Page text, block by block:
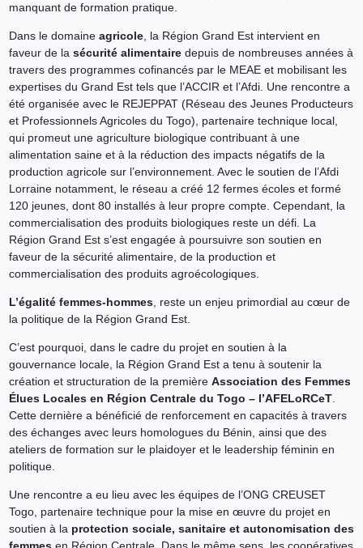
manquant de formation pratique.
Dans le domaine agricole, la Région Grand Est intervient en
faveur de la sécurité alimentairedepuis de nombreuses années à
travers des programmes cofinancés par le MEAE et mobilisant les
expertises du Grand Est tels que l’ACCIR et l’Afdi. Une rencontre a
été organisée avec le REJEPPAT (Réseau des Jeunes Producteurs
et Professionnels Agricoles du Togo), partenaire technique local,
qui promeut une agriculture biologique contribuant à une
alimentation saine et à la réduction des impacts négatifs de la
production agricole sur l’environnement. Avec le soutien de l’Afdi
Lorraine notamment, le réseau a créé 12 fermes écoles et formé
120 jeunes, dont 80 installés à leur propre compte. Cependant, la
commercialisation des produits biologiques reste un défi. La
Région Grand Est s’est engagée à poursuivre son soutien en
faveur de la sécurité alimentaire, de la production et
commercialisation des produits agroécologiques.
L’égalité femmes-hommes, reste un enjeu primordial au cœur de
la politique de la Région Grand Est.
C’est pourquoi, dans le cadre du projet en soutien à la
gouvernance locale, la Région Grand Est a tenu à soutenir la
création et structuration de la première Association des Femmes
Élues Locales en Région Centrale du Togo – l’AFELoRCeT.
Cette dernière a bénéficié de renforcement en capacités à travers
des échanges avec leurs homologues du Bénin, ainsi que des
ateliers de formation sur le plaidoyer et le leadership féminin en
politique.
Une rencontre a eu lieu avec les équipes de l’ONG CREUSET
Togo, partenaire technique pour la mise en œuvre du projet en
soutien à la protection sociale, sanitaire et autonomisation des